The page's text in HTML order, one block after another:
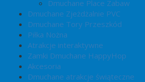
Dmuchane Place Zabaw
Dmuchane Zjeżdżalnie PVC
Dmuchane Tory Przeszkód
Piłka Nożna
Atrakcje interaktywne
Zamki Dmuchane HappyHop
Akcesoria
Dmuchane atrakcje świąteczne